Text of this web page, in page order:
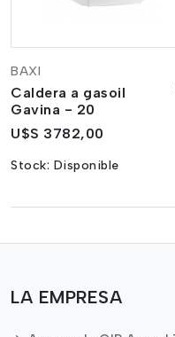
BAXI
Caldera a gasoil
Gavina - 20
U$S 3782,00
Stock: Disponible
LA EMPRESA